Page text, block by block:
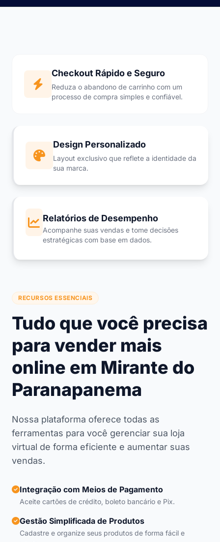
Checkout Rápido e Seguro
Reduza o abandono de carrinho com um
processo de compra simples e confiável.
Design Personalizado
Layout exclusivo que reflete a identidade da
sua marca.
Relatórios de Desempenho
Acompanhe suas vendas e tome decisões
estratégicas com base em dados.
RECURSOS ESSENCIAIS
Tudo que você precisa
para vender mais
online em Mirante do
Paranapanema
Nossa plataforma oferece todas as
ferramentas para você gerenciar sua loja
virtual de forma eficiente e aumentar suas
vendas.
Integração com Meios de Pagamento
Aceite cartões de crédito, boleto bancário e Pix.
Gestão Simplificada de Produtos
Cadastre e organize seus produtos de forma fácil e